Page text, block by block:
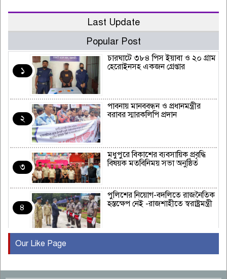
Last Update
Popular Post
১
চারঘাটে ৩৮৪ পিস ইয়াবা ও ২০ গ্রাম
হেরোইনসহ একজন গ্রেপ্তার
২
পাবনায় মানববন্ধন ও প্রধানমন্ত্রীর
বরাবর স্মারকলিপি প্রদান
৩
মধুপুরে বিকাশের ব্যবসায়িক প্রবৃদ্ধি
বিষয়ক মতবিনিময় সভা অনুষ্ঠিত
৪
পুলিশের নিয়োগ-বদলিতে রাজনৈতিক
হস্তক্ষেপ নেই -রাজশাহীতে স্বরাষ্ট্রমন্ত্রী
৫
বছর পূর্তি উদযাপন
Our Like Page